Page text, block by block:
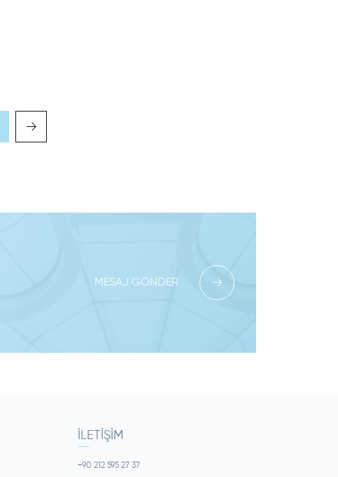
MESAJ GÖNDER
İLETIŞIM
+90 212 595 27 37